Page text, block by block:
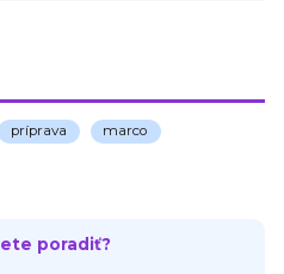
príprava marco
poradiť?